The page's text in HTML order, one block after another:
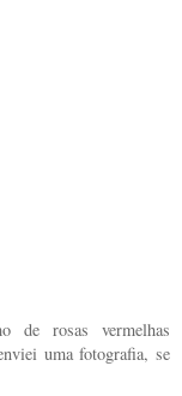
de rosas vermelhas
uma fotografia, se